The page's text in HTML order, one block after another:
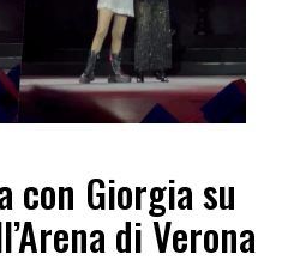
con Giorgia su
di Verona